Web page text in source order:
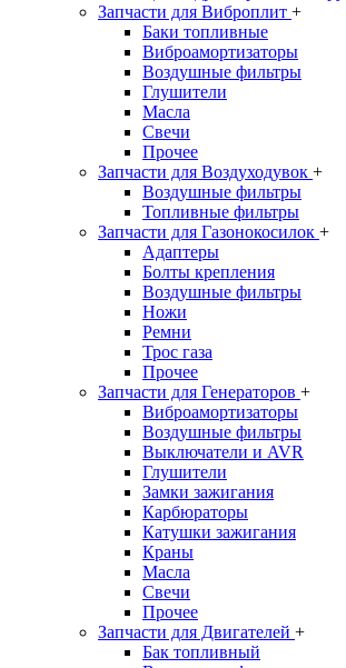
Запчасти для Виброплит +
Баки топливные
Виброамортизаторы
Воздушные фильтры
Глушители
Масла
Свечи
Прочее
Запчасти для Воздуходувок +
Воздушные фильтры
Топливные фильтры
Запчасти для Газонокосилок +
Адаптеры
Болты крепления
Воздушные фильтры
Ножи
Ремни
Трос газа
Прочее
Запчасти для Генераторов +
Виброамортизаторы
Воздушные фильтры
Выключатели и AVR
Глушители
Замки зажигания
Карбюраторы
Катушки зажигания
Краны
Масла
Свечи
Прочее
Запчасти для Двигателей +
Бак топливный